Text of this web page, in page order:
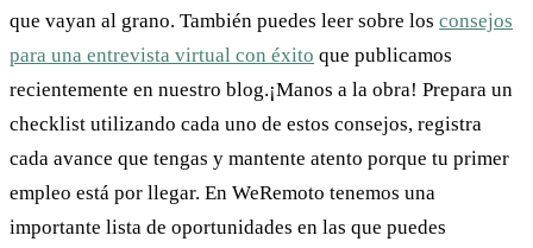
que vayan al grano. También puedes leer sobre los consejos
para una entrevista virtual con éxito que publicamos
recientemente en nuestro blog.¡Manos a la obra! Prepara un
checklist utilizando cada uno de estos consejos, registra
cada avance que tengas y mantente atento porque tu primer
empleo está por llegar. En WeRemoto tenemos una
importante lista de oportunidades en las que puedes